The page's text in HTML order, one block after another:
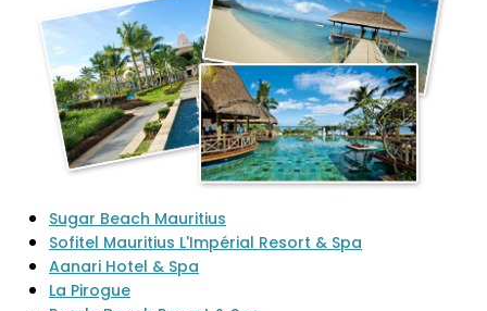
Sugar Beach Mauritius
Sofitel Mauritius L'Impérial Resort & Spa
Aanari Hotel & Spa
La Pirogue